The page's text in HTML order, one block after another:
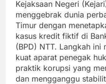
Kejaksaan Negeri
menggebrak dunia
Timur dengan
kasus kredit fiktif di
(BPD) NTT. Langkah ini
kuat aparat penegak
praktik korupsi yang
dan mengganggu